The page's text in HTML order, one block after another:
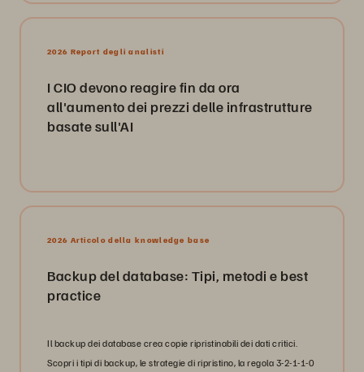
2026 Report degli analisti
I CIO devono reagire fin da ora
all'aumento dei prezzi delle infrastrutture
basate sull'AI
2026 Articolo della knowledge base
Backup del database: Tipi, metodi e best
practice
Il backup dei database crea copie ripristinabili dei dati critici.
Scopri i tipi di backup, le strategie di ripristino, la regola 3-2-1-1-0